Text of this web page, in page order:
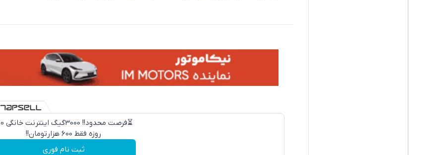
⏳فرصت
روزه فقط 600 هزارتومان!!
ثبت نام فوری